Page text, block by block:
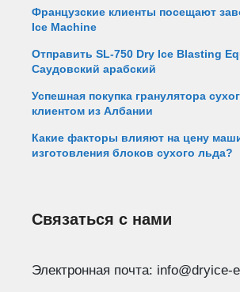
Французские клиенты посещают
Ice Machine
Отправить SL-750 Dry Ice Blasting
Саудовский арабский
Успешная покупка гранулятора
клиентом из Албании
Какие факторы влияют на цену
изготовления блоков сухого льда?
Связаться с нами
Электронная почта: info@dryice-